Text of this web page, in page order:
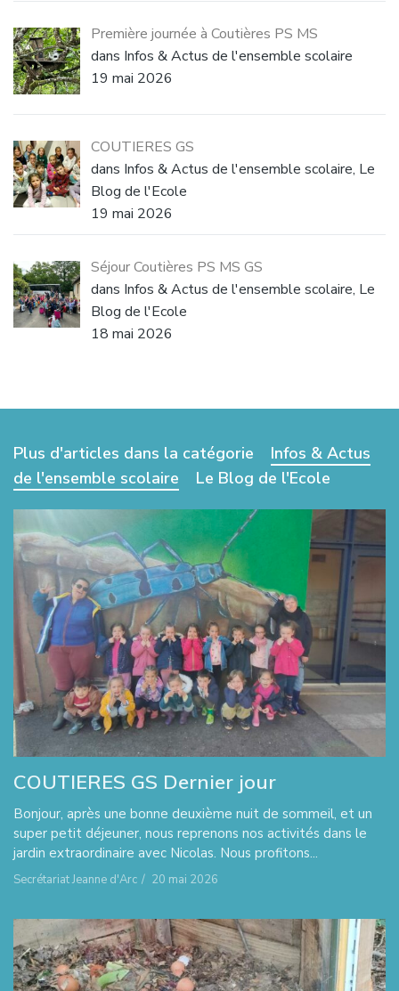
Première journée à Coutières PS MS
dans Infos & Actus de l'ensemble scolaire
19 mai 2026
COUTIERES GS
dans Infos & Actus de l'ensemble scolaire, Le
Blog de l'Ecole
19 mai 2026
Séjour Coutières PS MS GS
dans Infos & Actus de l'ensemble scolaire, Le
Blog de l'Ecole
18 mai 2026
Plus d'articles dans la catégorie
Infos & Actus
de l'ensemble scolaire
Le Blog de l'Ecole
COUTIERES GS Dernier jour
Bonjour, après une bonne deuxième nuit de sommeil, et un
super petit déjeuner, nous reprenons nos activités dans le
jardin extraordinaire avec Nicolas. Nous profitons...
Secrétariat Jeanne d'Arc / 20 mai 2026